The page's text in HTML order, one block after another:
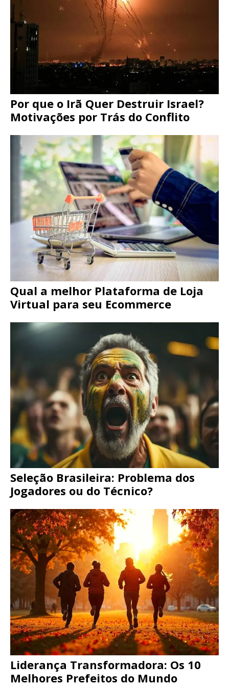
Por que o Irã Quer Destruir Israel?
Motivações por Trás do Conflito
Qual a melhor Plataforma de Loja
Virtual para seu Ecommerce
Seleção Brasileira: Problema dos
Jogadores ou do Técnico?
Liderança Transformadora: Os 10
Melhores Prefeitos do Mundo